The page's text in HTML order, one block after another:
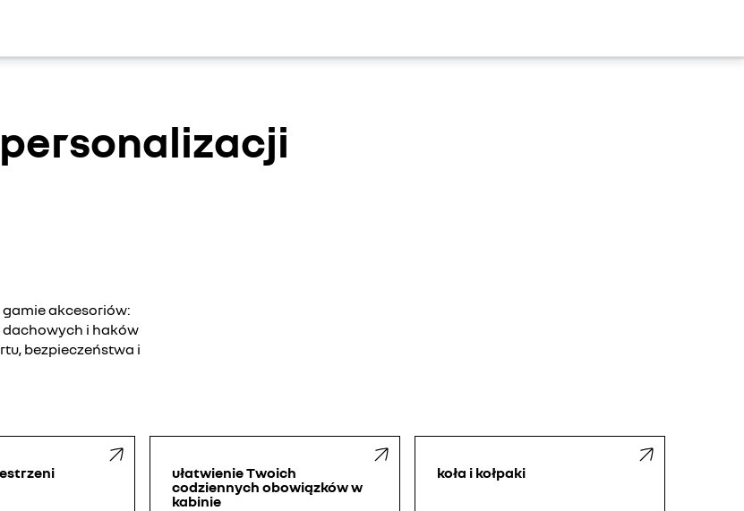
akcesoriów:
i haków
bezpieczeństwa i
ułatwienie Twoich
codziennych obowiązków w
kabinie
koła i kołpaki